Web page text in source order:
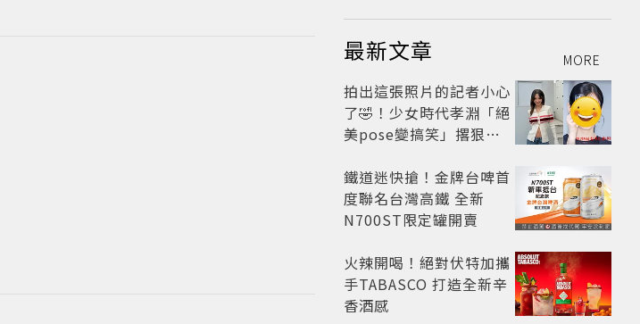
最新文章 MORE
拍出這張照片的記者小心
了🤣！少女時代孝淵「絕
美pose變搞笑」撂狠
鐵道迷快搶！金牌台啤首
度聯名台灣高鐵 全新
N700ST限定罐開賣
火辣開喝！絕對伏特加攜
手TABASCO 打造全新辛
香酒感